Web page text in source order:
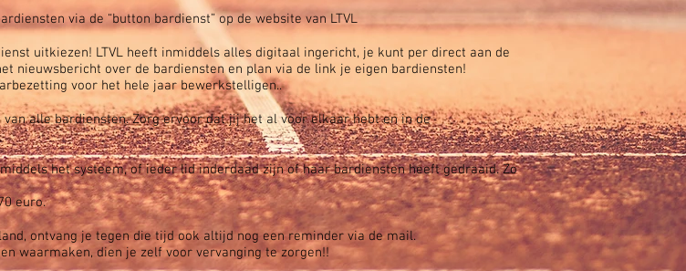
via de “button bardienst” op de website van LTVL
uitkiezen! LTVL heeft inmiddels alles digitaal ingericht, je kunt per direct aan de
nieuwsbericht over de bardiensten en plan via de link je eigen bardiensten!
voor het hele jaar bewerkstelligen..
alle bardiensten. Zorg ervoor dat jij het al voor elkaar hebt en in de
het systeem, of ieder lid inderdaad zijn of haar bardiensten heeft gedraaid. Zo
euro.
ontvang je tegen die tijd ook altijd nog een reminder via de mail.
waarmaken, dien je zelf voor vervanging te zorgen!!